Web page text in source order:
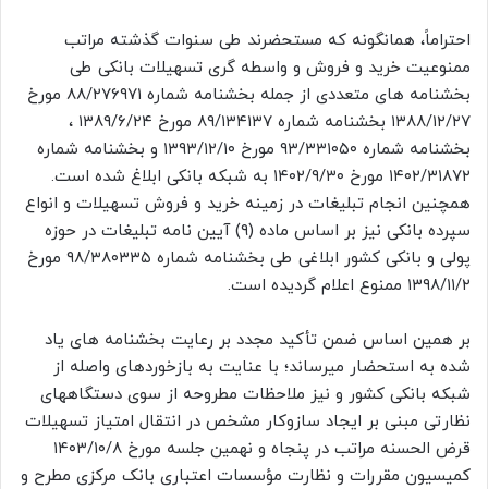
احتراماً، همانگونه که مستحضرند طی سنوات گذشته مراتب
ممنوعیت خرید و فروش و واسطه گری تسهیلات بانکی طی
بخشنامه های متعددی از جمله بخشنامه شماره ۸۸/۲۷۶۹۷۱ مورخ
۱۳۸۸/۱۲/۲۷ بخشنامه شماره ۸۹/۱۳۴۱۳۷ مورخ ۱۳۸۹/۶/۲۴ ،
بخشنامه شماره ۹۳/۳۳۱۰۵۰ مورخ ۱۳۹۳/۱۲/۱۰ و بخشنامه شماره
۱۴۰۲/۳۱۸۷۲ مورخ ۱۴۰۲/۹/۳۰ به شبکه بانکی ابلاغ شده است.
همچنین انجام تبلیغات در زمینه خرید و فروش تسهیلات و انواع
سپرده بانکی نیز بر اساس ماده (۹) آیین نامه تبلیغات در حوزه
پولی و بانکی کشور ابلاغی طی بخشنامه شماره ۹۸/۳۸۰۳۳۵ مورخ
۱۳۹۸/۱۱/۲ ممنوع اعلام گردیده است.
بر همین اساس ضمن تأکید مجدد بر رعایت بخشنامه های یاد
شده به استحضار میرساند؛ با عنایت به بازخوردهای واصله از
شبکه بانکی کشور و نیز ملاحظات مطروحه از سوی دستگاههای
نظارتی مبنی بر ایجاد سازوکار مشخص در انتقال امتیاز تسهیلات
قرض الحسنه مراتب در پنجاه و نهمین جلسه مورخ ۱۴۰۳/۱۰/۸
کمیسیون مقررات و نظارت مؤسسات اعتباری بانک مرکزی مطرح و